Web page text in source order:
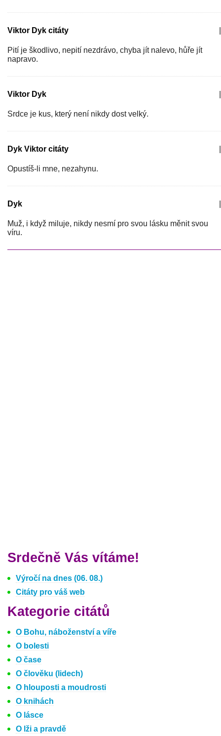
Viktor Dyk citáty
Pití je škodlivo, nepití nezdrávo, chyba jít nalevo, hůře jít
napravo.
Viktor Dyk
Srdce je kus, který není nikdy dost velký.
Dyk Viktor citáty
Opustíš-li mne, nezahynu.
Dyk
Muž, i když miluje, nikdy nesmí pro svou lásku měnit svou
víru.
Srdečně Vás vítáme!
Výročí na dnes (06. 08.)
Citáty pro váš web
Kategorie citátů
O Bohu, náboženství a víře
O bolesti
O čase
O člověku (lidech)
O hlouposti a moudrosti
O knihách
O lásce
O lži a pravdě